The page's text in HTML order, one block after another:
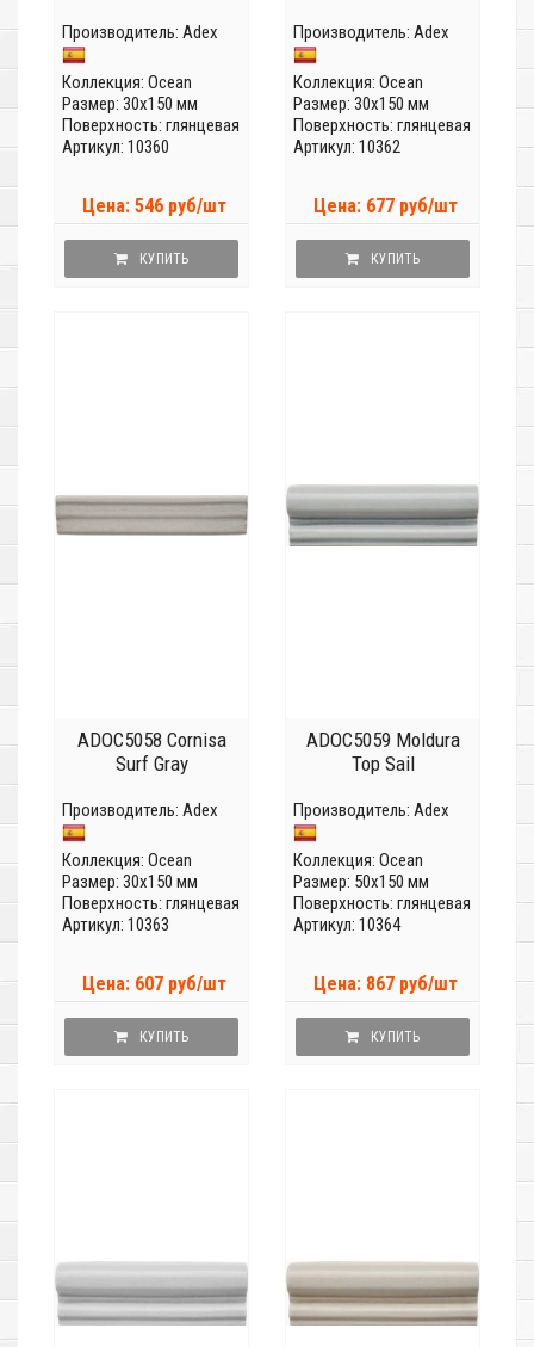
Производитель: Adex
Коллекция: Ocean
Размер: 30x150 мм
Поверхность: глянцевая
Артикул: 10360
Цена: 546 руб/шт
КУПИТЬ
Производитель: Adex
Коллекция: Ocean
Размер: 30x150 мм
Поверхность: глянцевая
Артикул: 10362
Цена: 677 руб/шт
КУПИТЬ
ADOC5058 Cornisa
Surf Gray
Производитель: Adex
Коллекция: Ocean
Размер: 30x150 мм
Поверхность: глянцевая
Артикул: 10363
Цена: 607 руб/шт
КУПИТЬ
ADOC5059 Moldura
Top Sail
Производитель: Adex
Коллекция: Ocean
Размер: 50x150 мм
Поверхность: глянцевая
Артикул: 10364
Цена: 867 руб/шт
КУПИТЬ